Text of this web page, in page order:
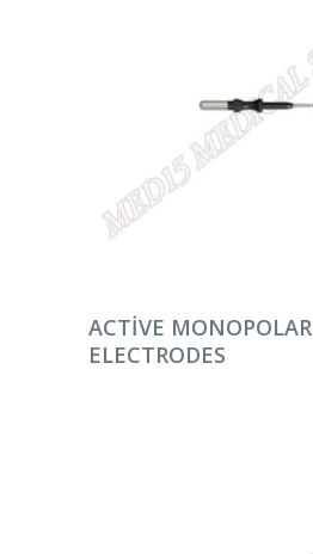
DEVAMINI OKU
ACTIVE MONOPOLAR
ELECTRODES